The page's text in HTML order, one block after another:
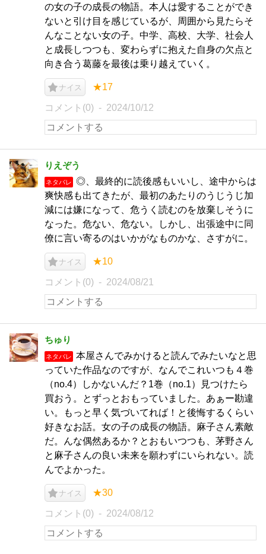
の女の子の成長の物語。本人は愛することができ
ないと引け目を感じているが、周囲から見たらそ
んなことない女の子。中学、高校、大学、社会人
と成長しつつも、変わらずに抱えた自身の欠点と
向き合う葛藤を最後は乗り越えていく。
ナイス ★17
コメント(0) 2024/10/12
りえぞう
ネタバレ
◎、最終的に読後感もいいし、途中からは
爽快感も出てきたが、最初のあたりのうじうじ加
減には嫌になって、危うく読むのを放棄しそうに
なった。危ない、危ない。しかし、出張途中に同
僚に言い寄るのはいかがなものかな、さすがに。
ナイス ★10
コメント(0) 2024/08/21
ちゅり
ネタバレ
本屋さんでみかけると読んでみたいなと思
っていた作品なのですが、なんでこれいつも４巻
（no.4）しかないんだ？1巻（no.1）見つけたら
買おう。とずっとおもっていました。あぁー勘違
い。もっと早く気づいてれば！と後悔するくらい
好きなお話。女の子の成長の物語。麻子さん素敵
だ。んな偶然あるか？とおもいつつも、茅野さん
と麻子さんの良い未来を願わずにいられない。読
んでよかった。
ナイス ★30
コメント(0) 2024/08/12